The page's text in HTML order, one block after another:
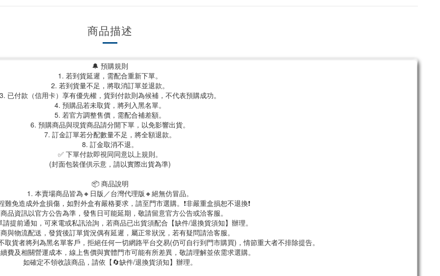
商品描述
🔔 預購規則
1. 若到貨延遲，需配合重新下單。
2. 若到貨量不足，將取消訂單並退款。
3. 已付款（信用卡）享有優先權，貨到付款則為候補，不代表預購成功。
4. 預購品若未取貨，將列入黑名單。
5. 若官方調整售價，需配合補差額。
6. 預購商品與現貨商品請分開下單，以免影響出貨。
7. 訂金訂單若分配數量不足，將全額退款。
8. 訂金取消不退。
✅ 下單付款即視同同意以上規則。
(封面包裝僅供示意，請以實際出貨為準)
📦 商品說明
1. 本賣場商品皆為🔸日版／台灣代理版🔸絕無仿冒品。
難免造成外盒損傷，如對外盒有嚴格要求，請至門市選購。❗非嚴重盒損恕不退換❗
品資訊以官方公告為準，發售日可能延期，敬請留意官方公告或洽客服。
提前通知，可來電或私訊洽詢，若商品已出貨須配合【缺件/退換貨須知】辦理。
與物流配送，發貨後訂單貨況偶有延遲，屬正常狀況，若有疑問請洽客服。
貨者將列為黑名單客戶，拒絕任何一切網路平台交易(仍可自行到門市購買)，情節重大者不排除提告。
費及相關營運成本，線上售價與實體門市可能有所差異，敬請理解並依需求選購。
如確定不領收該商品，請依【🔄缺件/退換貨須知】辦理。